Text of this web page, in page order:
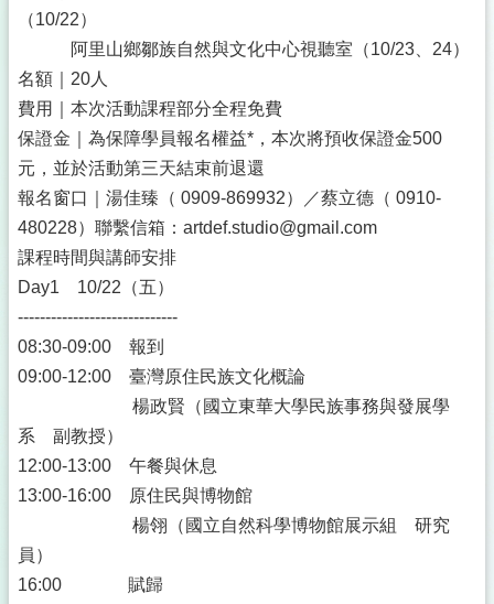
（10/22）
阿里山鄉鄒族自然與文化中心視聽室（10/23、24）
名額｜20人
費用｜本次活動課程部分全程免費
保證金｜為保障學員報名權益*，本次將預收保證金500
元，並於活動第三天結束前退還
報名窗口｜湯佳臻（ 0909-869932）／蔡立德（ 0910-
480228）聯繫信箱：artdef.studio@gmail.com
課程時間與講師安排
Day1 10/22（五）
-----------------------------
08:30-09:00 報到
09:00-12:00 臺灣原住民族文化概論
楊政賢（國立東華大學民族事務與發展學
系 副教授）
12:00-13:00 午餐與休息
13:00-16:00 原住民與博物館
楊翎（國立自然科學博物館展示組 研究
員）
16:00 賦歸